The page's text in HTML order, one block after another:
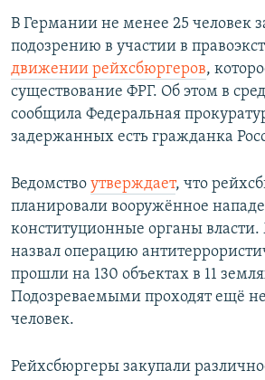
В Германии не менее 25 человек
подозрению в участии в
движении рейхсбюргеров,
существование ФРГ. Об этом в
сообщила Федеральная
задержанных есть гражданка
Ведомство утверждает, что
планировали вооружённое
конституционные органы
назвал операцию
прошли на 130 объектах в 11
Подозреваемыми проходят ещё
человек.
Рейхсбюргеры закупали